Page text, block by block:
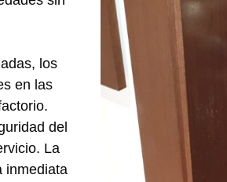
los
en las
del
La
inmediata